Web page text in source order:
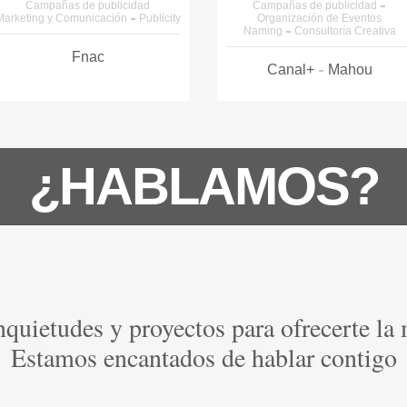
Campañas de publicidad
Organización de Eventos
Campañas de publicidad
Marketing y Comunicación
Campañas de lanzamiento
Fnac
¿HABLAMOS?
y proyectos para ofrecerte la
Estamos encantados de hablar contigo